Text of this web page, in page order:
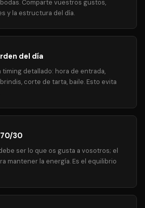
Comparte vuestros gustos,
y la estructura del día.
del día
timing detallado: hora de entrada,
corte de tarta, baile. Esto evita
30
ser lo que os gusta a vosotros; el
mantener la energía. Es el equilibrio